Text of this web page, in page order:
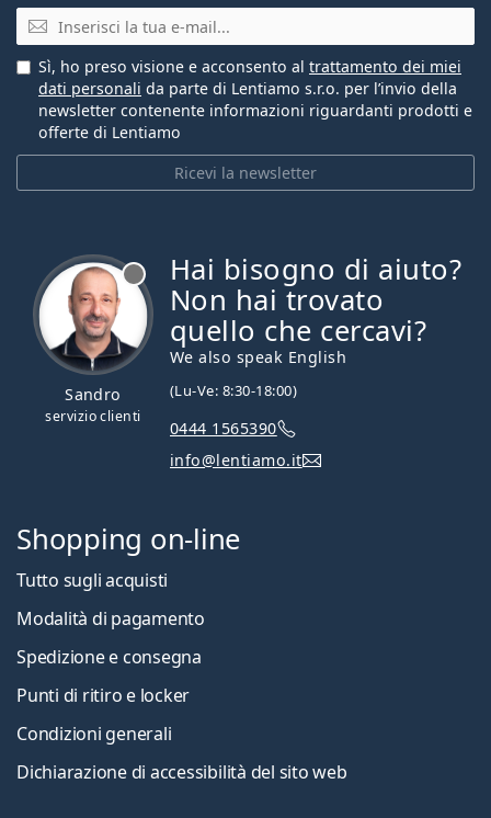
E-mail
Ricevi la newsletter
Sì, ho preso visione e acconsento al trattamento dei miei
dati personali da parte di Lentiamo s.r.o. per l’invio della
newsletter contenente informazioni riguardanti prodotti e
offerte di Lentiamo
Sandro
servizio clienti
Hai bisogno di aiuto?
Non hai trovato
quello che cercavi?
We also speak English
(Lu-Ve: 8:30-18:00)
0444 1565390
info@lentiamo.it
Shopping on-line
Tutto sugli acquisti
Modalità di pagamento
Spedizione e consegna
Punti di ritiro e locker
Condizioni generali
Dichiarazione di accessibilità del sito web